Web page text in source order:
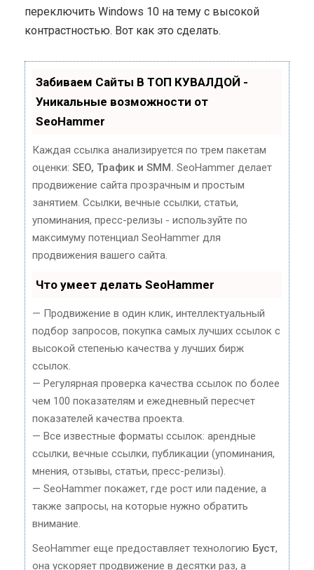
переключить Windows 10 на тему с высокой
контрастностью. Вот как это сделать.
Забиваем Сайты В ТОП КУВАЛДОЙ -
Уникальные возможности от
SeoHammer
Каждая ссылка анализируется по трем пакетам
оценки: SEO, Трафик и SMM. SeoHammer делает
продвижение сайта прозрачным и простым
занятием. Ссылки, вечные ссылки, статьи,
упоминания, пресс-релизы - используйте по
максимуму потенциал SeoHammer для
продвижения вашего сайта.
Что умеет делать SeoHammer
— Продвижение в один клик, интеллектуальный
подбор запросов, покупка самых лучших ссылок с
высокой степенью качества у лучших бирж
ссылок.
— Регулярная проверка качества ссылок по более
чем 100 показателям и ежедневный пересчет
показателей качества проекта.
— Все известные форматы ссылок: арендные
ссылки, вечные ссылки, публикации (упоминания,
мнения, отзывы, статьи, пресс-релизы).
— SeoHammer покажет, где рост или падение, а
также запросы, на которые нужно обратить
внимание.
SeoHammer еще предоставляет технологию Буст,
она ускоряет продвижение в десятки раз, а